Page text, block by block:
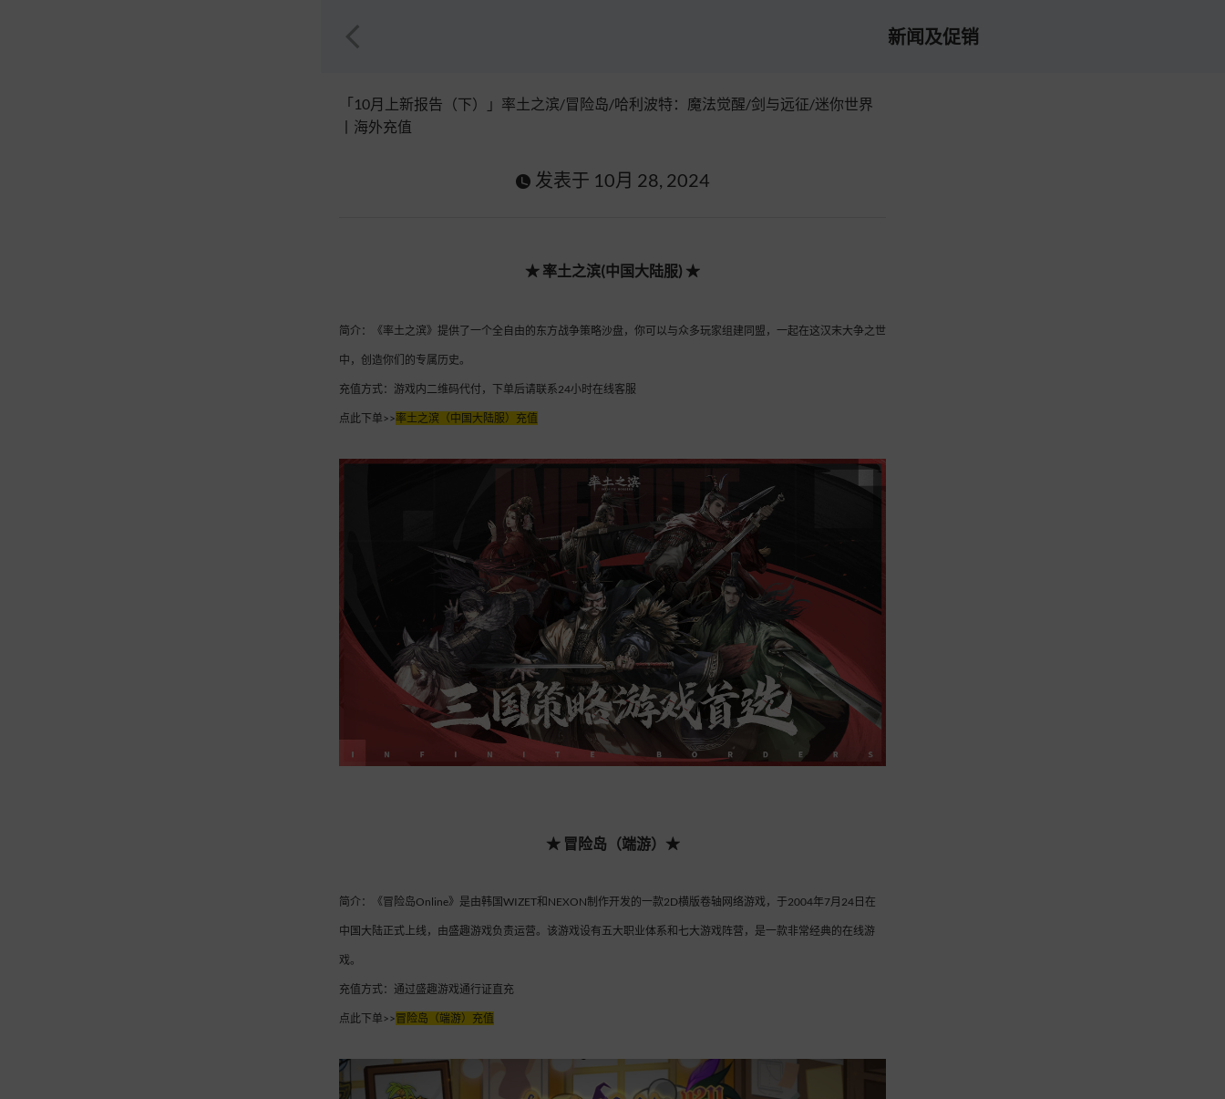
新闻及促销
「10月上新报告（下）」率土之滨/冒险岛/哈利波特：魔法觉醒/剑与远征/迷你世界
丨海外充值
发表于 10月 28, 2024
★ 率土之滨(中国大陆服) ★
简介：《率土之滨》提供了一个全自由的东方战争策略沙盘，你可以与众多玩家组建同盟，一起在这汉末大争之世
中，创造你们的专属历史。
充值方式：游戏内二维码代付，下单后请联系24小时在线客服
点此下单>>率土之滨（中国大陆服）充值
★ 冒险岛（端游） ★
简介：《冒险岛Online》是由韩国WIZET和NEXON制作开发的一款2D横版卷轴网络游戏，于2004年7月24日在
中国大陆正式上线，由盛趣游戏负责运营。该游戏设有五大职业体系和七大游戏阵营，是一款非常经典的在线游
戏。
充值方式：通过盛趣游戏通行证直充
点此下单>>冒险岛（端游）充值